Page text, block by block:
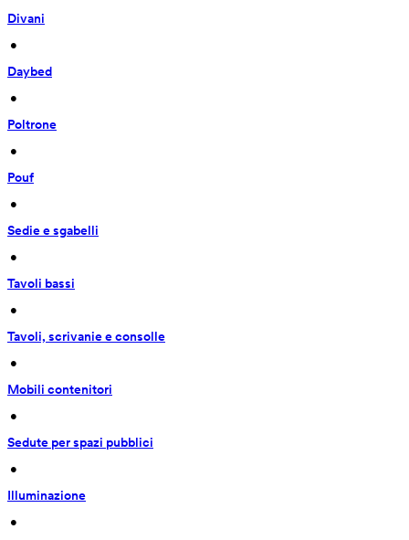
Divani
•
Daybed
•
Poltrone
•
Pouf
•
Sedie e sgabelli
•
Tavoli bassi
•
Tavoli, scrivanie e consolle
•
Mobili contenitori
•
Sedute per spazi pubblici
•
Illuminazione
•